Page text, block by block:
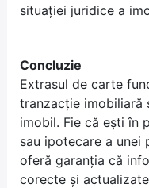
situației juridice a
Concluzie
Extrasul de carte
tranzacție imobiliară
imobil. Fie că ești în
sau ipotecare a unei
oferă garanția că
corecte și